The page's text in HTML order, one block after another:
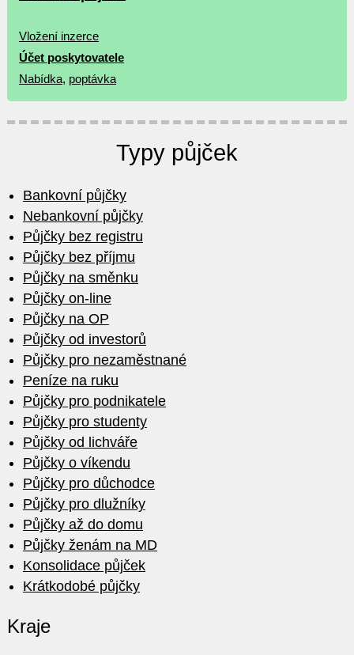
Vložení inzerce
Účet poskytovatele
Nabídka, poptávka
Typy půjček
Bankovní půjčky
Nebankovní půjčky
Půjčky bez registru
Půjčky bez příjmu
Půjčky na směnku
Půjčky on-line
Půjčky na OP
Půjčky od investorů
Půjčky pro nezaměstnané
Peníze na ruku
Půjčky pro podnikatele
Půjčky pro studenty
Půjčky od lichváře
Půjčky o víkendu
Půjčky pro důchodce
Půjčky pro dlužníky
Půjčky až do domu
Půjčky ženám na MD
Konsolidace půjček
Krátkodobé půjčky
Kraje